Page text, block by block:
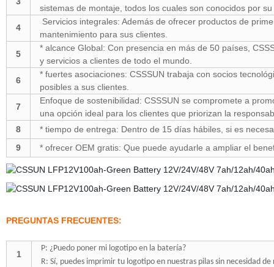
sistemas de montaje, todos los cuales son conocidos por
4
Servicios integrales: Además de ofrecer productos de
mantenimiento para sus clientes.
5
* alcance Global: Con presencia en más de 50 países,
y servicios a clientes de todo el mundo.
6
* fuertes asociaciones: CSSSUN trabaja con socios
posibles a sus clientes.
7
Enfoque de sostenibilidad: CSSSUN se compromete a
una opción ideal para los clientes que priorizan la
8
* tiempo de entrega: Dentro de 15 días hábiles, si es
9
* ofrecer OEM gratis: Que puede ayudarle a ampliar el
PREGUNTAS FRECUENTES:
1
P: ¿Puedo poner mi logotipo en la batería?
R: Sí, puedes imprimir tu logotipo en nuestras pilas sin necesidad de